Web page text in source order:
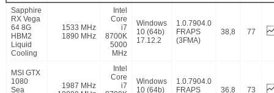
Sapphire
RX Vega
64 8G
HBM2
Liquid
Cooling
1533 MHz
1890 MHz
Intel
Core
i7
8700K
5000
MHz
Windows
10 (64b)
17.12.2
1.0.7904.0
FRAPS
(3FMA)
38,8 77
MSI GTX
1080
Sea
1987 MHz
Intel
Core
i7
Windows
10 (64b)
1.0.7904.0
FRAPS
36,8 73